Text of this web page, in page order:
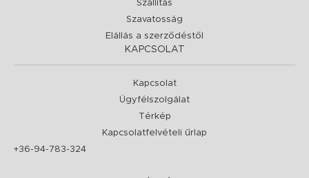
Szállítás
Szavatosság
Elállás a szerződéstől
KAPCSOLAT
Kapcsolat
Ügyfélszolgálat
Térkép
Kapcsolatfelvételi űrlap
+36-94-783-324